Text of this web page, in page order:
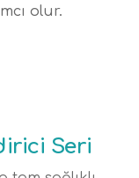
olur.
Seri